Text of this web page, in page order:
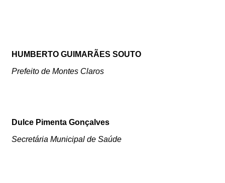
HUMBERTO GUIMARÃES SOUTO
Prefeito de Montes Claros
Dulce Pimenta Gonçalves
Secretária Municipal de Saúde